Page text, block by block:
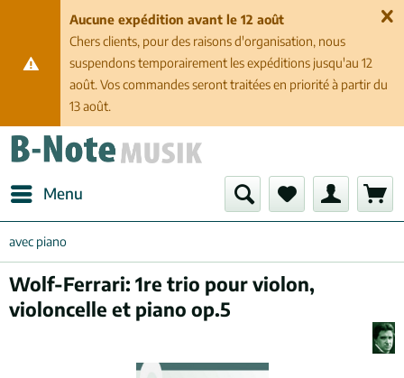
Aucune expédition avant le 12 août
Chers clients, pour des raisons d'organisation, nous
suspendons temporairement les expéditions jusqu'au 12
août. Vos commandes seront traitées en priorité à partir du
13 août.
Menu
avec piano
Wolf-Ferrari: 1re trio pour violon,
violoncelle et piano op.5